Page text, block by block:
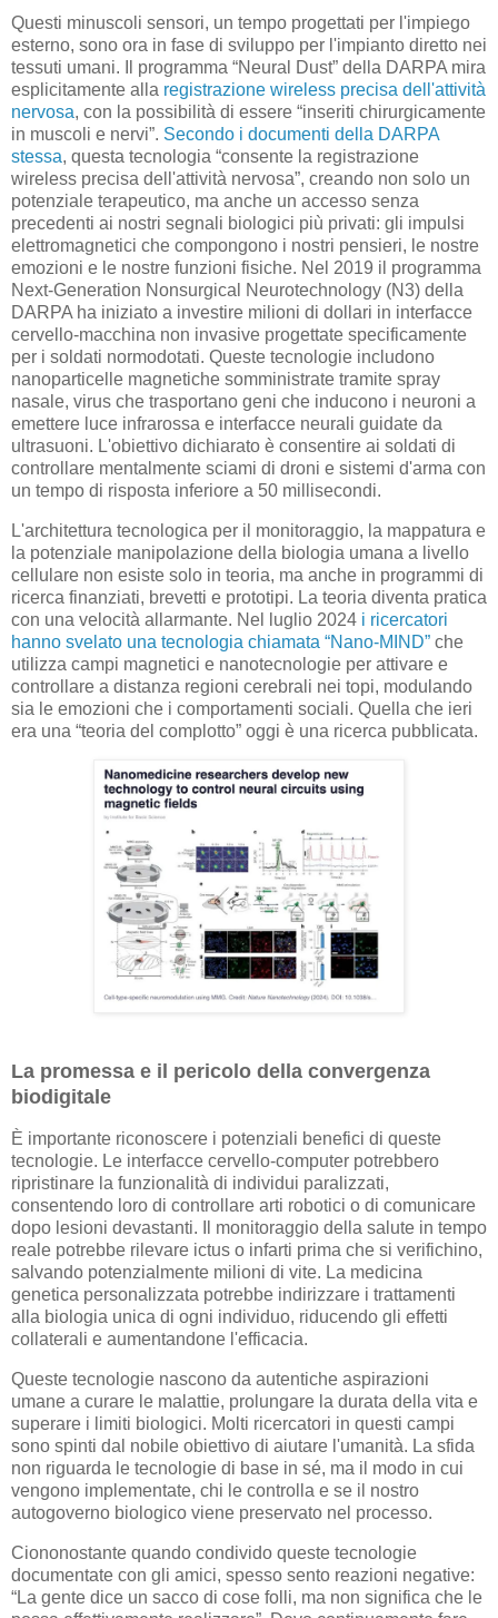
Questi minuscoli sensori, un tempo progettati per l'impiego
esterno, sono ora in fase di sviluppo per l'impianto diretto nei
tessuti umani. Il programma “Neural Dust” della DARPA mira
esplicitamente alla registrazione wireless precisa dell'attività
nervosa, con la possibilità di essere “inseriti chirurgicamente
in muscoli e nervi”. Secondo i documenti della DARPA
stessa, questa tecnologia “consente la registrazione
wireless precisa dell'attività nervosa”, creando non solo un
potenziale terapeutico, ma anche un accesso senza
precedenti ai nostri segnali biologici più privati: gli impulsi
elettromagnetici che compongono i nostri pensieri, le nostre
emozioni e le nostre funzioni fisiche. Nel 2019 il programma
Next-Generation Nonsurgical Neurotechnology (N3) della
DARPA ha iniziato a investire milioni di dollari in interfacce
cervello-macchina non invasive progettate specificamente
per i soldati normodotati. Queste tecnologie includono
nanoparticelle magnetiche somministrate tramite spray
nasale, virus che trasportano geni che inducono i neuroni a
emettere luce infrarossa e interfacce neurali guidate da
ultrasuoni. L'obiettivo dichiarato è consentire ai soldati di
controllare mentalmente sciami di droni e sistemi d'arma con
un tempo di risposta inferiore a 50 millisecondi.
L'architettura tecnologica per il monitoraggio, la mappatura e
la potenziale manipolazione della biologia umana a livello
cellulare non esiste solo in teoria, ma anche in programmi di
ricerca finanziati, brevetti e prototipi. La teoria diventa pratica
con una velocità allarmante. Nel luglio 2024 i ricercatori
hanno svelato una tecnologia chiamata “Nano-MIND” che
utilizza campi magnetici e nanotecnologie per attivare e
controllare a distanza regioni cerebrali nei topi, modulando
sia le emozioni che i comportamenti sociali. Quella che ieri
era una “teoria del complotto” oggi è una ricerca pubblicata.
La promessa e il pericolo della convergenza
biodigitale
È importante riconoscere i potenziali benefici di queste
tecnologie. Le interfacce cervello-computer potrebbero
ripristinare la funzionalità di individui paralizzati,
consentendo loro di controllare arti robotici o di comunicare
dopo lesioni devastanti. Il monitoraggio della salute in tempo
reale potrebbe rilevare ictus o infarti prima che si verifichino,
salvando potenzialmente milioni di vite. La medicina
genetica personalizzata potrebbe indirizzare i trattamenti
alla biologia unica di ogni individuo, riducendo gli effetti
collaterali e aumentandone l'efficacia.
Queste tecnologie nascono da autentiche aspirazioni
umane a curare le malattie, prolungare la durata della vita e
superare i limiti biologici. Molti ricercatori in questi campi
sono spinti dal nobile obiettivo di aiutare l'umanità. La sfida
non riguarda le tecnologie di base in sé, ma il modo in cui
vengono implementate, chi le controlla e se il nostro
autogoverno biologico viene preservato nel processo.
Ciononostante quando condivido queste tecnologie
documentate con gli amici, spesso sento reazioni negative:
“La gente dice un sacco di cose folli, ma non significa che le